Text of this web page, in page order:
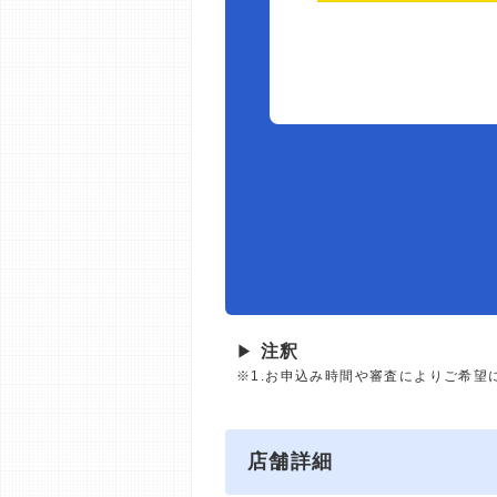
▶ 注釈
※1.お申込み時間や審査によりご希望
店舗詳細